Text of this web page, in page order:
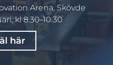
Arena, Skövde
kl 8.30-10.30
här